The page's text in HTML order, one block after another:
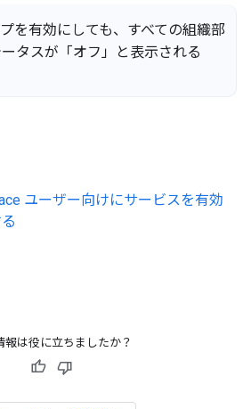
を有効にしても、すべての組織部
タスが「オフ」と表示される
ユーザー向けにサービスを有効
報は役に立ちましたか？